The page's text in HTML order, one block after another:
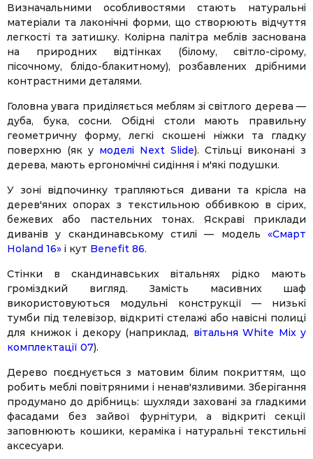
Визначальними особливостями стають натуральні
матеріали та лаконічні форми, що створюють відчуття
легкості та затишку. Колірна палітра меблів заснована
на природних відтінках (білому, світло-сірому,
пісочному, блідо-блакитному), розбавлених дрібними
контрастними деталями.
Головна увага приділяється меблям зі світлого дерева —
дуба, бука, сосни. Обідні столи мають правильну
геометричну форму, легкі скошені ніжки та гладку
поверхню (як у моделі Next Slide). Стільці виконані з
дерева, мають ергономічні сидіння і м'які подушки.
У зоні відпочинку трапляються дивани та крісла на
дерев'яних опорах з текстильною оббивкою в сірих,
бежевих або пастельних тонах. Яскраві приклади
диванів у скандинавському стилі — модель «Смарт
Holand 16» і кут Benefit 86.
Стінки в скандинавських вітальнях рідко мають
громіздкий вигляд. Замість масивних шаф
використовуються модульні конструкції — низькі
тумби під телевізор, відкриті стелажі або навісні полиці
для книжок і декору (наприклад, вітальня White Mix у
комплектації 07).
Дерево поєднується з матовим білим покриттям, що
робить меблі повітряними і ненав'язливими. Зберігання
продумано до дрібниць: шухляди заховані за гладкими
фасадами без зайвої фурнітури, а відкриті секції
заповнюють кошики, кераміка і натуральні текстильні
аксесуари.